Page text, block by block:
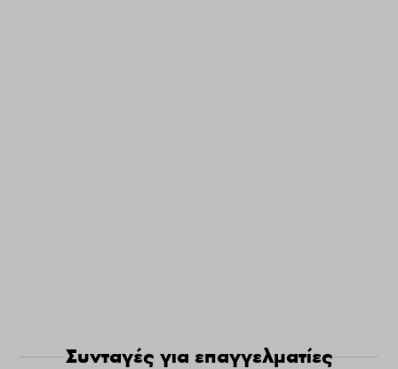
Συνταγές για επαγγελματίες